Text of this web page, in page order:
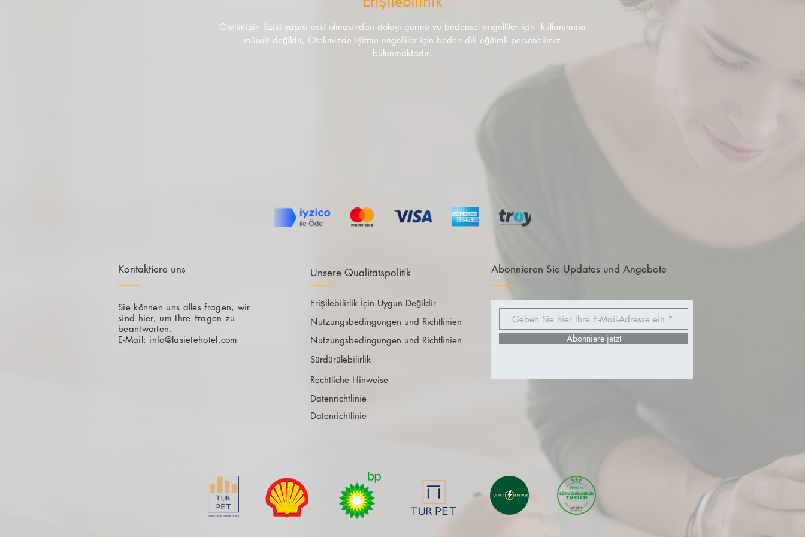
Otelimizin fiziki yapısı eski olmasından dolayı görme ve bedensel engelliler için kullanımına
müsait değildir, Otelimizde işitme engelliler için beden dili eğitimli personelimiz
bulunmaktadır.
Abonnieren Sie Updates und Angebote
Kontaktiere uns
Sie können uns alles fragen, wir
sind hier, um Ihre Fragen zu
beantworten.
E-Mail: info@lasietehotel.com
Unsere Qualitätspolitik
Abonniere jetzt
Datenrichtlinie
Nutzungsbedingungen und Richtlinien
Rechtliche Hinweise
Nutzungsbedingungen und Richtlinien
Datenrichtlinie
Sürdürülebilirlik
Erişilebilirlik İçin Uygun Değildir